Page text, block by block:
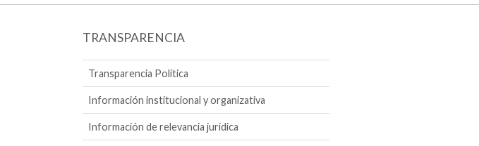
TRANSPARENCIA
Transparencia Política
Información institucional y organizativa
Información de relevancia jurídica